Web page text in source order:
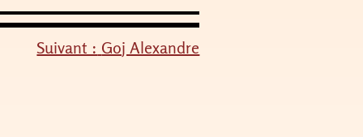
Suivant : Goj Alexandre